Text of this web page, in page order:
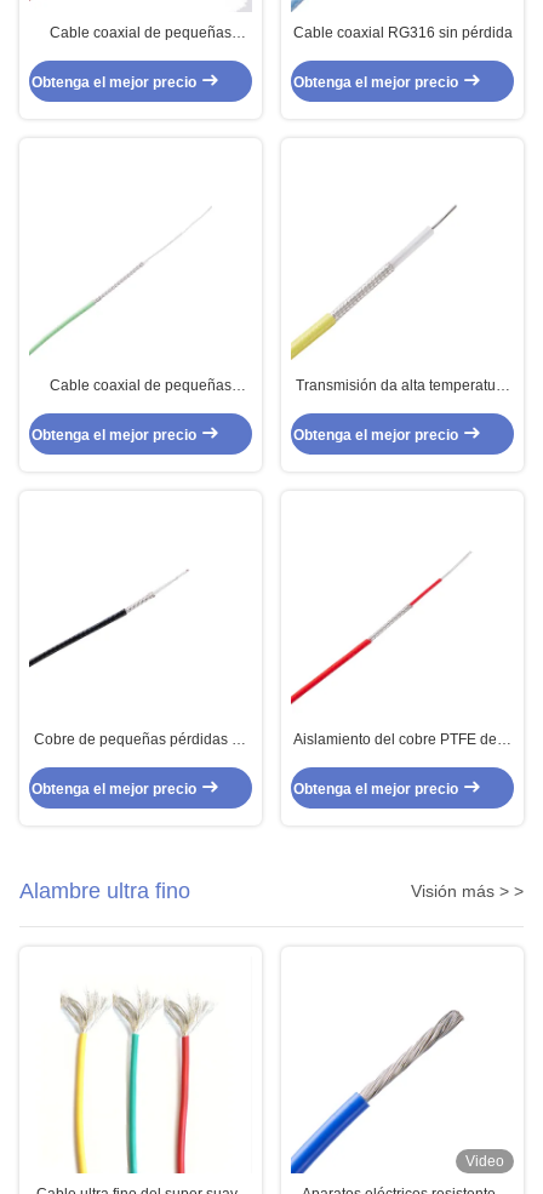
Cable coaxial de pequeñas
para la instrumentación
Obtenga el mejor precio
Cable coaxial RG316 sin pérdida
Obtenga el mejor precio
Cable coaxial de pequeñas
flexible para los dispositivos
electrónicos
Obtenga el mejor precio
Transmisión da alta temperatura
142 para la instrumentación
Obtenga el mejor precio
Cobre de pequeñas pérdidas de
transmisión del aislamiento de
Obtenga el mejor precio
Aislamiento del cobre PTFE de la
coaxial de RG 179D
Obtenga el mejor precio
Alambre ultra fino Visión más > >
Video